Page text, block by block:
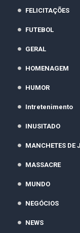
FELICITAÇÕES
FUTEBOL
GERAL
HOMENAGEM
HUMOR
Intretenimento
INUSITADO
MANCHETES DE
MASSACRE
MUNDO
NEGÓCIOS
NEWS